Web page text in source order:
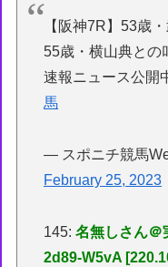
【阪神7R】53歳
55歳・横山典との
速報ニュース公開
馬
— スポニチ競馬
February 25, 2023
145:名無しさん＠
2d89-W5vA